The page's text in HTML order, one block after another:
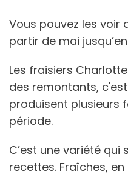
Vous pouvez les voir
partir de mai
Les fraisiers
des remontants, c'est
produisent plusieurs
période.
C’est une variété qui
recettes. Fraîches,